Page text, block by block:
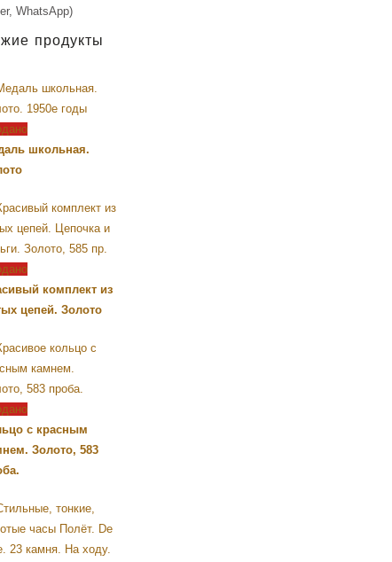
WhatsApp)
продукты
школьная.
комплект из
цепей. Золото
с красным
Золото, 583